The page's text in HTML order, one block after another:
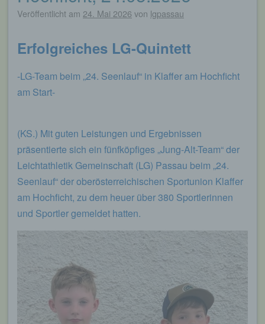
Veröffentlicht am 24. Mai 2026 von lgpassau
Erfolgreiches LG-Quintett
-LG-Team beim „24. Seenlauf“ in Klaffer am Hochficht
am Start-
(KS.) Mit guten Leistungen und Ergebnissen
präsentierte sich ein fünfköpfiges „Jung-Alt-Team“ der
Leichtathletik Gemeinschaft (LG) Passau beim „24.
Seenlauf“ der oberösterreichischen Sportunion Klaffer
am Hochficht, zu dem heuer über 380 Sportlerinnen
und Sportler gemeldet hatten.